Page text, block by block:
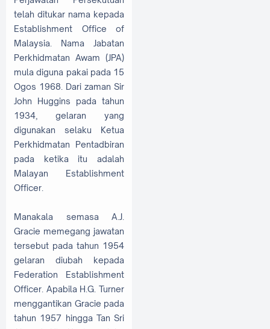
telah ditukar nama kepada
Establishment Office of
Malaysia. Nama Jabatan
Perkhidmatan Awam (JPA)
mula diguna pakai pada 15
Ogos 1968. Dari zaman Sir
John Huggins pada tahun
1934, gelaran yang
digunakan selaku Ketua
Perkhidmatan Pentadbiran
pada ketika itu adalah
Malayan Establishment
Officer.
Manakala semasa A.J.
Gracie memegang jawatan
tersebut pada tahun 1954
gelaran diubah kepada
Federation Establishment
Officer. Apabila H.G. Turner
menggantikan Gracie pada
tahun 1957 hingga Tan Sri